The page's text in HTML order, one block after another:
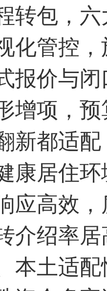
转包，
化管控
报价与
增项，
新都适
康居住
应高效
介绍率
本土适